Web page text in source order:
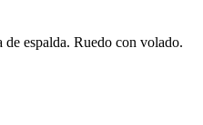
espalda. Ruedo con volado.